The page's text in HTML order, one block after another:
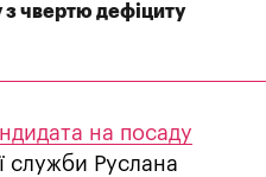
з чвертю дефіциту
на посаду
служби Руслана